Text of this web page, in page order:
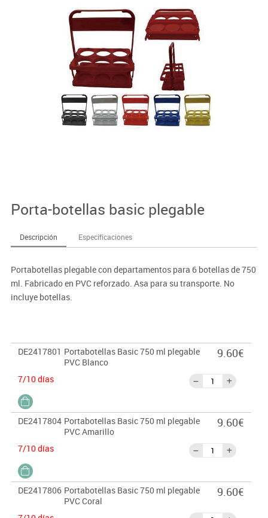
Porta-botellas basic plegable
Descripción Especificaciones
Portabotellas plegable con departamentos para 6 botellas de 750
ml. Fabricado en PVC reforzado. Asa para su transporte. No
incluye botellas.
DE2417801 Portabotellas Basic 750 ml plegable
PVC Blanco
7/10 días
9.60€
DE2417804 Portabotellas Basic 750 ml plegable
PVC Amarillo
7/10 días
9.60€
DE2417806 Portabotellas Basic 750 ml plegable
PVC Coral
9.60€